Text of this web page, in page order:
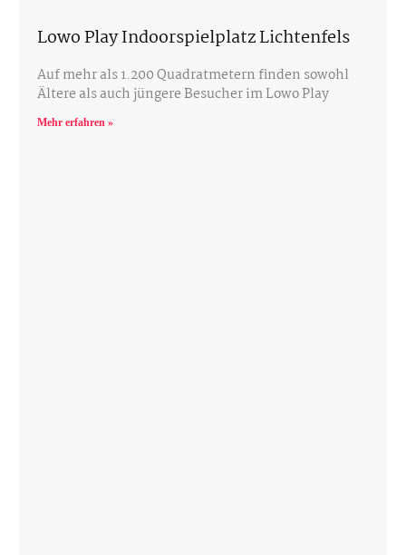
Lowo Play Indoorspielplatz Lichtenfels
Auf mehr als 1.200 Quadratmetern finden sowohl
Ältere als auch jüngere Besucher im Lowo Play
Mehr erfahren »